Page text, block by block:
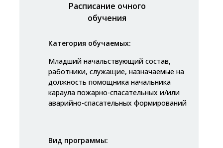
Вид программы:
Младший начальствующий состав,
работники, служащие, назначаемые на
должность помощника начальника
караула пожарно-спасательных и/или
аварийно-спасательных формирований
Категория обучаемых:
Расписание очного
обучения